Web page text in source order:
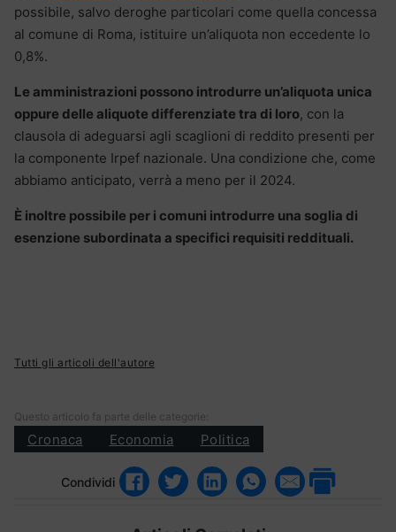
possibile, salvo deroghe particolari come quella concessa
al comune di Roma, istituire un’aliquota non eccedente lo
0,8%.
Le amministrazioni possono introdurre un’aliquota unica
oppure delle aliquote differenziate tra di loro, con la
clausola di adeguarsi agli scaglioni di reddito presenti per
la componente Irpef nazionale. Una condizione che, come
abbiamo anticipato, verrà a meno per il 2024.
È inoltre possibile per i comuni introdurre una soglia di
esenzione subordinata a specifici requisiti reddituali.
Tutti gli articoli dell'autore
Questo articolo fa parte delle categorie:
Cronaca Economia Politica
Condividi